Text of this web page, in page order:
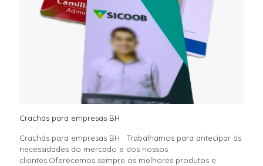
Crachás para empresas BH
Crachás para empresas BH Trabalhamos para antecipar às
necessidades do mercado e dos nossos
clientes.Oferecemos sempre os melhores produtos e